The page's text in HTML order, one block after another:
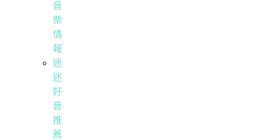
音
樂
情
報
迷
迷
好
音
推
薦